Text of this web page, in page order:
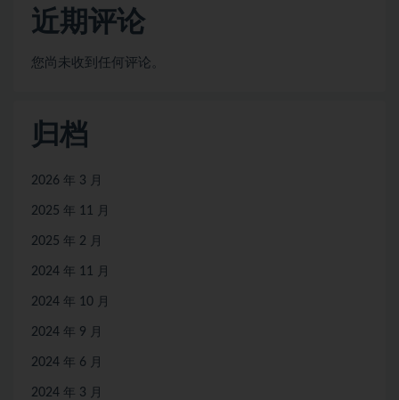
近期评论
您尚未收到任何评论。
归档
2026 年 3 月
2025 年 11 月
2025 年 2 月
2024 年 11 月
2024 年 10 月
2024 年 9 月
2024 年 6 月
2024 年 3 月